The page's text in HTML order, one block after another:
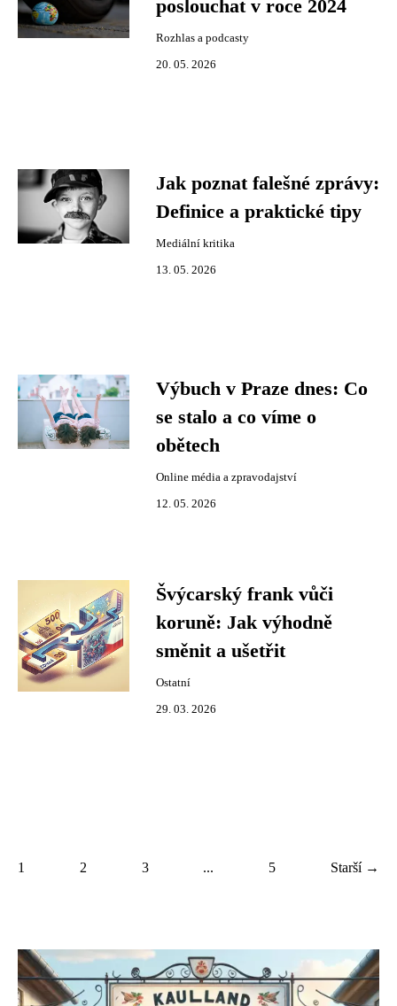
poslouchat v roce 2024
Rozhlas a podcasty
20. 05. 2026
Jak poznat falešné zprávy:
Definice a praktické tipy
Mediální kritika
13. 05. 2026
Výbuch v Praze dnes: Co
se stalo a co víme o
obětech
Online média a zpravodajství
12. 05. 2026
Švýcarský frank vůči
koruně: Jak výhodně
směnit a ušetřit
Ostatní
29. 03. 2026
1 2 3 ... 5 Starší →